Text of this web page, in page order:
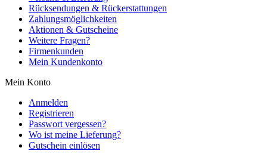
Rücksendungen & Rückerstattungen
Zahlungsmöglichkeiten
Aktionen & Gutscheine
Weitere Fragen?
Firmenkunden
Mein Kundenkonto
Mein Konto
Anmelden
Registrieren
Passwort vergessen?
Wo ist meine Lieferung?
Gutschein einlösen